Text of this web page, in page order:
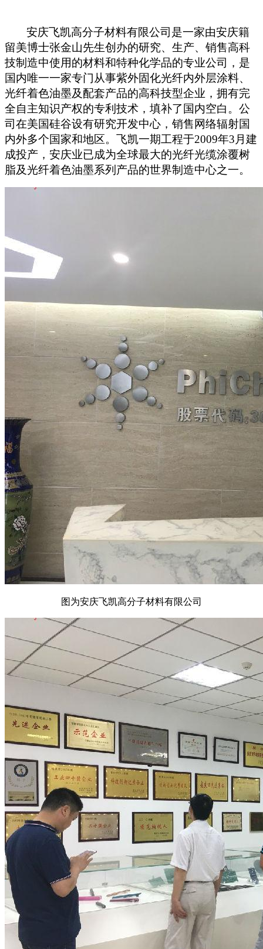
安庆飞凯高分子材料有限公司是一家由安庆籍
留美博士张金山先生创办的研究、生产、销售高科
技制造中使用的材料和特种化学品的专业公司，是
国内唯一一家专门从事紫外固化光纤内外层涂料、
光纤着色油墨及配套产品的高科技型企业，拥有完
全自主知识产权的专利技术，填补了国内空白。公
司在美国硅谷设有研究开发中心，销售网络辐射国
内外多个国家和地区。飞凯一期工程于2009年3 月建
成投产，安庆业已成为全球最大的光纤光缆涂覆树
脂及光纤着色油墨系列产品的世界制造中心之一。
图为安庆飞凯高分子材料有限公司